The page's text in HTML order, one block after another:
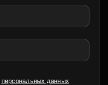
персональных данных